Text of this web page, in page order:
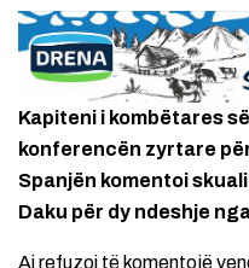
Kapiteni i kombëtares
konferencën zyrtare
Spanjën komentoi
Daku për dy ndeshje
Ai refuzoi të komentojë